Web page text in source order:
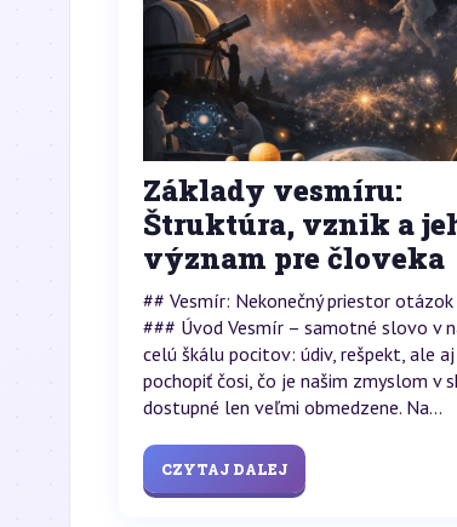
Základy vesmíru:
Štruktúra, vznik a
význam pre človeka
## Vesmír: Nekonečný priestor
### Úvod Vesmír – samotné slovo v
celú škálu pocitov: údiv, rešpekt, ale
pochopiť čosi, čo je našim zmyslom v
dostupné len veľmi obmedzene. Na...
CZYTAJ DALEJ